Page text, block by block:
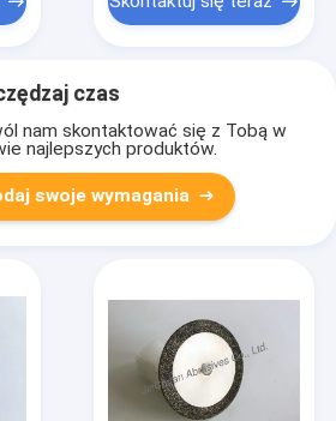
czas
nam skontaktować się z Tobą w
najlepszych produktów.
swoje wymagania